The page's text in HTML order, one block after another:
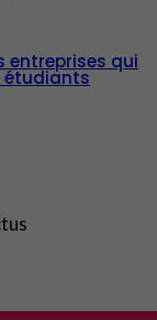
entreprises qui
étudiants